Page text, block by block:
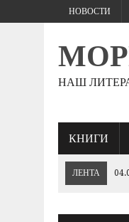
НОВОСТИ
НАШ
КНИГИ
ЛЕНТА